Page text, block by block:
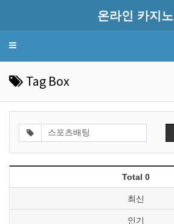
온라인 카지노
Toggle
Tag Box
Total 0
최신
인기